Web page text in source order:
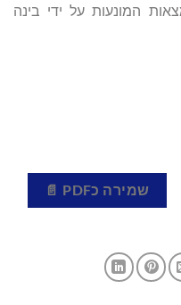
המונעות על ידי בינה
שמירה כPDF 📄